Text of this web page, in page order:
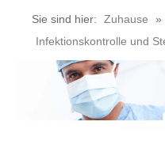
Sie sind hier: Zuhause »
Infektionskontrolle und